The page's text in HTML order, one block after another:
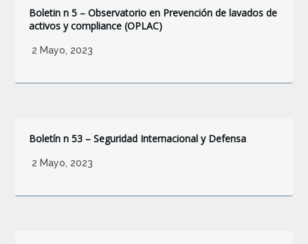
Boletin n 5 – Observatorio en Prevención de lavados de
activos y compliance (OPLAC)
2 Mayo, 2023
Boletín n 53 – Seguridad Internacional y Defensa
2 Mayo, 2023